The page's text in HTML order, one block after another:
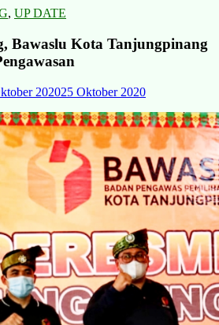
, UP DATE
Bawaslu Kota Tanjungpinang
202025 Oktober 2020